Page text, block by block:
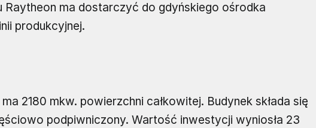
Raytheon ma dostarczyć do gdyńskiego ośrodka
produkcyjnej.
2180 mkw. powierzchni całkowitej. Budynek składa się
podpiwniczony. Wartość inwestycji wyniosła 23